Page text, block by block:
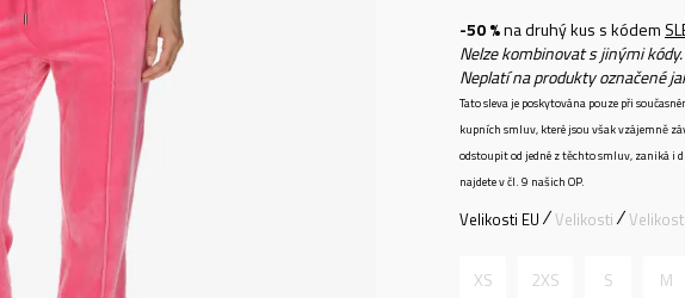
-50 %na druhý kus s kódem
Nelze kombinovat s jinými kódy.
Neplatí na produkty označené
Tato sleva je poskytována pouze při
kupních smluv, které jsou však vzájemně
odstoupit od jedné z těchto smluv, zaniká i
najdete v čl. 9 našich OP.
Velikosti EU Velikosti
XS 2XS S M